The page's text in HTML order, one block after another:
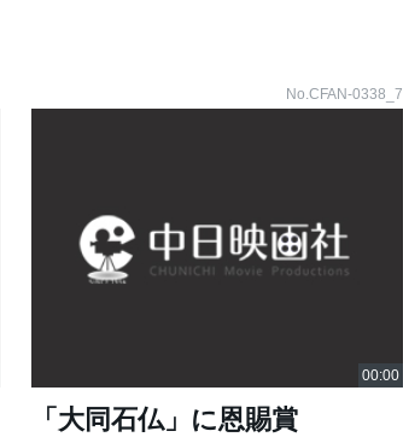
No.CFAN-0338_7
「大同石仏」に恩賜賞